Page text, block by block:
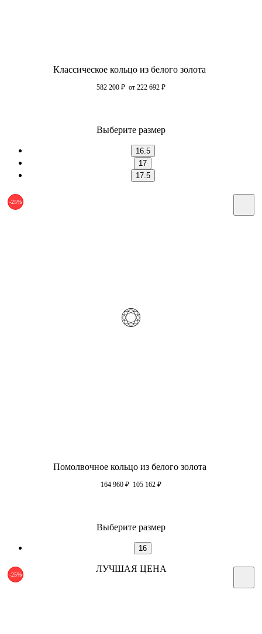
Классическое кольцо из белого золота
582 200 ₽ от 222 692 ₽
Выберите размер
16.5
17
17.5
-25%
Помолвочное кольцо из белого золота
164 960 ₽ 105 162 ₽
Выберите размер
16
-25%
ЛУЧШАЯ ЦЕНА